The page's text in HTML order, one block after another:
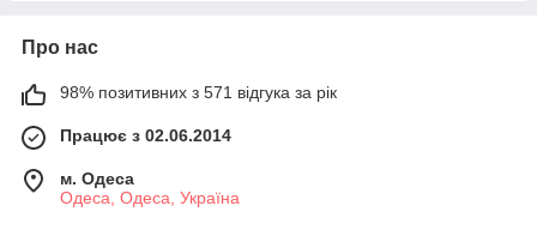
Про нас
98% позитивних з 571 відгука за рік
Працює з 02.06.2014
м. Одеса
Одеса, Одеса, Україна